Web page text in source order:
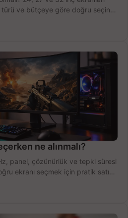
ve bütçeye göre doğru seçin,
ne alınmalı?
panel, çözünürlük ve tepki süresi
ekranı seçmek için pratik satın